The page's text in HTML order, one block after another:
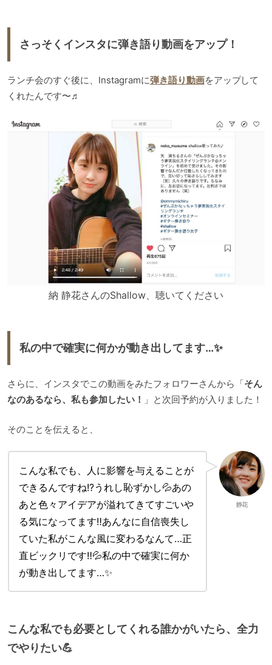
さっそくインスタに弾き語り動画をアップ！
ランチ会のすぐ後に、Instagramに弾き語り動画をアップして
くれたんです〜♬
納 静花さんのShallow、聴いてください
私の中で確実に何かが動き出してます…✨
さらに、インスタでこの動画をみたフォロワーさんから「そん
なのあるなら、私も参加したい！ 」と次回予約が入りました！
そのことを伝えると、
静花
こんな私でも、人に影響を与えることが
できるんですね!?うれし恥ずかし💦あの
あと色々アイデアが溢れてきてすごいや
る気になってます‼️あんなに自信喪失し
ていた私がこんな風に変わるなんて…正
直ビックリです‼️💦私の中で確実に何か
が動き出してます…✨
こんな私でも必要としてくれる誰かがいたら、全力
でやりたい💪